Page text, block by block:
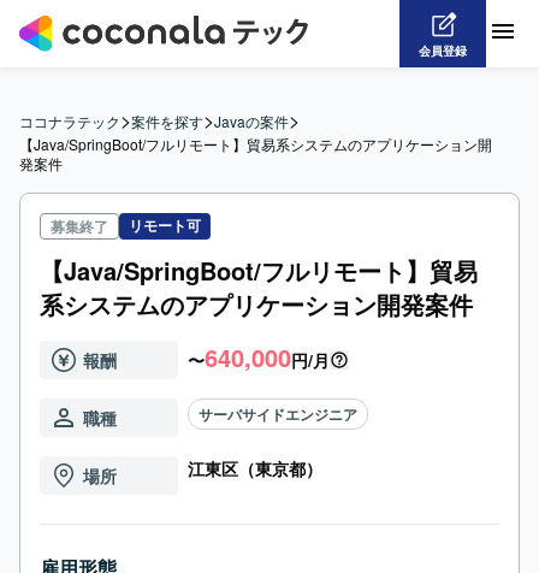
会員登録
ココナラテック>案件を探す>Javaの案件>
【Java/SpringBoot/フルリモート】貿易系システムのアプリケーション開
発案件
募集終了 リモート可
【Java/SpringBoot/フルリモート】貿易
系システムのアプリケーション開発案件
報酬 〜640,000円/月
職種 サーバサイドエンジニア
場所 江東区（東京都）